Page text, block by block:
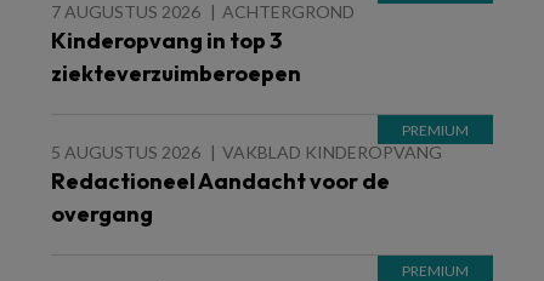
7 AUGUSTUS 2026 ACHTERGROND
Kinderopvang in top 3
ziekteverzuimberoepen
5 AUGUSTUS 2026 VAKBLAD KINDEROPVANG
Redactioneel Aandacht voor de
overgang